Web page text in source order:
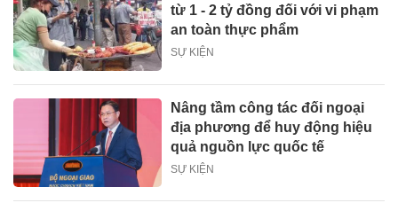
từ 1 - 2 tỷ đồng đối với vi phạm
an toàn thực phẩm
SỰ KIỆN
Nâng tầm công tác đối ngoại
địa phương để huy động hiệu
quả nguồn lực quốc tế
SỰ KIỆN